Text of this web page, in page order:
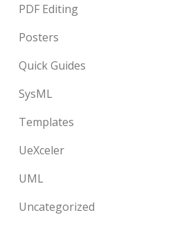
PDF Editing
Posters
Quick Guides
SysML
Templates
UeXceler
UML
Uncategorized